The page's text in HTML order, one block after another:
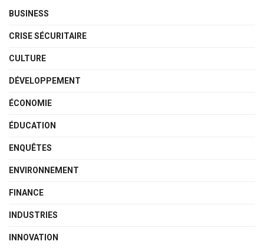
BUSINESS
CRISE SÉCURITAIRE
CULTURE
DÉVELOPPEMENT
ÉCONOMIE
ÉDUCATION
ENQUÊTES
ENVIRONNEMENT
FINANCE
INDUSTRIES
INNOVATION